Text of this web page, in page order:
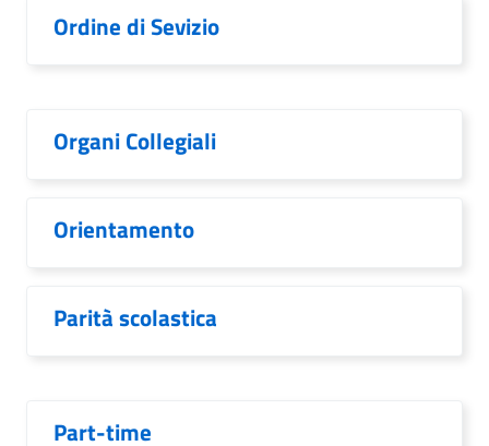
Ordine di Sevizio
Organi Collegiali
Orientamento
Parità scolastica
Part-time